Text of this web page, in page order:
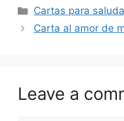
Categories
Cartas para
Carta al amor de
Leave a